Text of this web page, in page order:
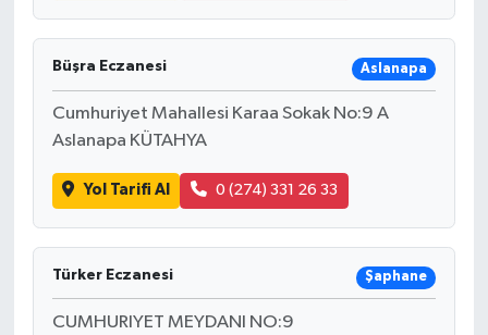
Büşra Eczanesi Aslanapa
Cumhuriyet Mahallesi Karaa Sokak No:9 A
Aslanapa KÜTAHYA
Yol Tarifi Al 0 (274) 331 26 33
Türker Eczanesi Şaphane
CUMHURIYET MEYDANI NO:9